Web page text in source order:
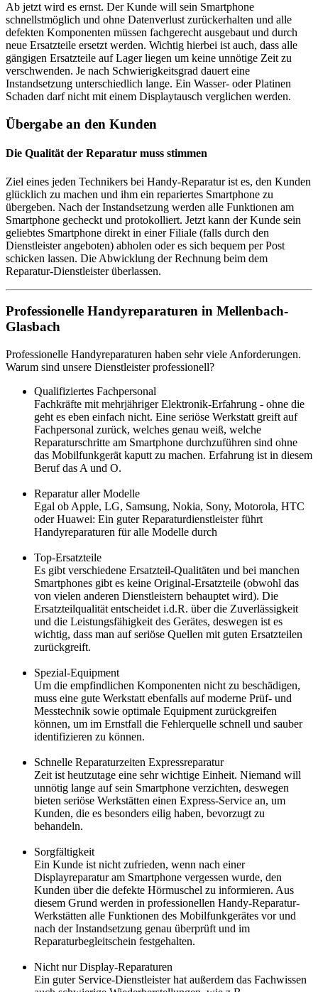
Ab jetzt wird es ernst. Der Kunde will sein Smartphone
schnellstmöglich und ohne Datenverlust zurückerhalten und alle
defekten Komponenten müssen fachgerecht ausgebaut und durch
neue Ersatzteile ersetzt werden. Wichtig hierbei ist auch, dass alle
gängigen Ersatzteile auf Lager liegen um keine unnötige Zeit zu
verschwenden. Je nach Schwierigkeitsgrad dauert eine
Instandsetzung unterschiedlich lange. Ein Wasser- oder Platinen
Schaden darf nicht mit einem Displaytausch verglichen werden.
Übergabe an den Kunden
Die Qualität der Reparatur muss stimmen
Ziel eines jeden Technikers bei Handy-Reparatur ist es, den Kunden
glücklich zu machen und ihm ein repariertes Smartphone zu
übergeben. Nach der Instandsetzung werden alle Funktionen am
Smartphone gecheckt und protokolliert. Jetzt kann der Kunde sein
geliebtes Smartphone direkt in einer Filiale (falls durch den
Dienstleister angeboten) abholen oder es sich bequem per Post
schicken lassen. Die Abwicklung der Rechnung beim dem
Reparatur-Dienstleister überlassen.
Professionelle Handyreparaturen in Mellenbach-
Glasbach
Professionelle Handyreparaturen haben sehr viele Anforderungen.
Warum sind unsere Dienstleister professionell?
Qualifiziertes Fachpersonal
Fachkräfte mit mehrjähriger Elektronik-Erfahrung - ohne die
geht es eben einfach nicht. Eine seriöse Werkstatt greift auf
Fachpersonal zurück, welches genau weiß, welche
Reparaturschritte am Smartphone durchzuführen sind ohne
das Mobilfunkgerät kaputt zu machen. Erfahrung ist in diesem
Beruf das A und O.
Reparatur aller Modelle
Egal ob Apple, LG, Samsung, Nokia, Sony, Motorola, HTC
oder Huawei: Ein guter Reparaturdienstleister führt
Handyreparaturen für alle Modelle durch
Top-Ersatzteile
Es gibt verschiedene Ersatzteil-Qualitäten und bei manchen
Smartphones gibt es keine Original-Ersatzteile (obwohl das
von vielen anderen Dienstleistern behauptet wird). Die
Ersatzteilqualität entscheidet i.d.R. über die Zuverlässigkeit
und die Leistungsfähigkeit des Gerätes, deswegen ist es
wichtig, dass man auf seriöse Quellen mit guten Ersatzteilen
zurückgreift.
Spezial-Equipment
Um die empfindlichen Komponenten nicht zu beschädigen,
muss eine gute Werkstatt ebenfalls auf moderne Prüf- und
Messtechnik sowie optimale Equipment zurückgreifen
können, um im Ernstfall die Fehlerquelle schnell und sauber
identifizieren zu können.
Schnelle Reparaturzeiten Expressreparatur
Zeit ist heutzutage eine sehr wichtige Einheit. Niemand will
unnötig lange auf sein Smartphone verzichten, deswegen
bieten seriöse Werkstätten einen Express-Service an, um
Kunden, die es besonders eilig haben, bevorzugt zu
behandeln.
Sorgfältigkeit
Ein Kunde ist nicht zufrieden, wenn nach einer
Displayreparatur am Smartphone vergessen wurde, den
Kunden über die defekte Hörmuschel zu informieren. Aus
diesem Grund werden in professionellen Handy-Reparatur-
Werkstätten alle Funktionen des Mobilfunkgerätes vor und
nach der Instandsetzung genau überprüft und im
Reparaturbegleitschein festgehalten.
Nicht nur Display-Reparaturen
Ein guter Service-Dienstleister hat außerdem das Fachwissen